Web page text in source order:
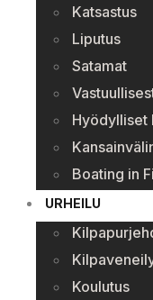
Katsastus
Liputus
Satamat
Hyödylliset
Boating in
URHEILU
Koulutus